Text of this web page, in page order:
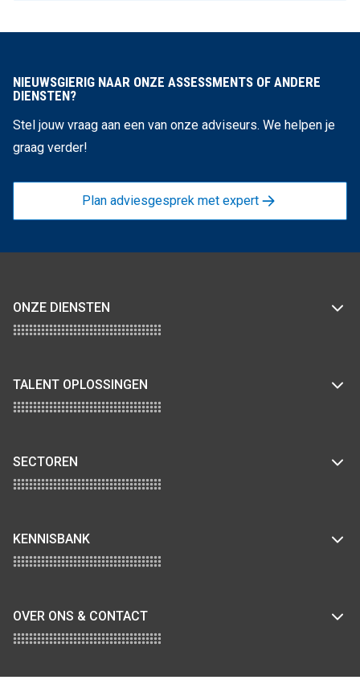
NIEUWSGIERIG NAAR ONZE ASSESSMENTS OF ANDERE
DIENSTEN?
Stel jouw vraag aan een van onze adviseurs. We helpen je
graag verder!
Plan adviesgesprek met expert
ONZE DIENSTEN
TALENT OPLOSSINGEN
SECTOREN
KENNISBANK
OVER ONS & CONTACT